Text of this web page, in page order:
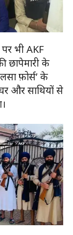
भी AKF
छापेमारी के
फ़ोर्स’ के
और साथियों से